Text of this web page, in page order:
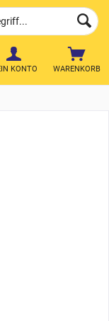
WARENKORB
KONTO